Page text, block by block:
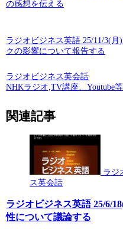
の感想を伝える
ラジオビジネス英語 25/11/3(月
クの影響について報告する
ラジオビジネス英会話
NHKラジオ,TV講座、Youtube等
関連記事
ラジ
ス英会話
ラジオビジネス英語 25/6/
性について議論する